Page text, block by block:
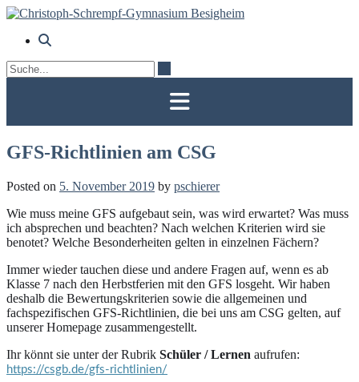
Skip
content
GFS-Richtlinien am CSG
Posted on 5. November 2019 by pschierer
Wie muss meine GFS aufgebaut sein, was wird erwartet? Was muss
ich absprechen und beachten? Nach welchen Kriterien wird sie
benotet? Welche Besonderheiten gelten in einzelnen Fächern?
Immer wieder tauchen diese und andere Fragen auf, wenn es ab
Klasse 7 nach den Herbstferien mit den GFS losgeht. Wir haben
deshalb die Bewertungskriterien sowie die allgemeinen und
fachspezifischen GFS-Richtlinien, die bei uns am CSG gelten, auf
unserer Homepage zusammengestellt.
Ihr könnt sie unter der Rubrik Schüler / Lernen aufrufen:
https://csgb.de/gfs-richtlinien/